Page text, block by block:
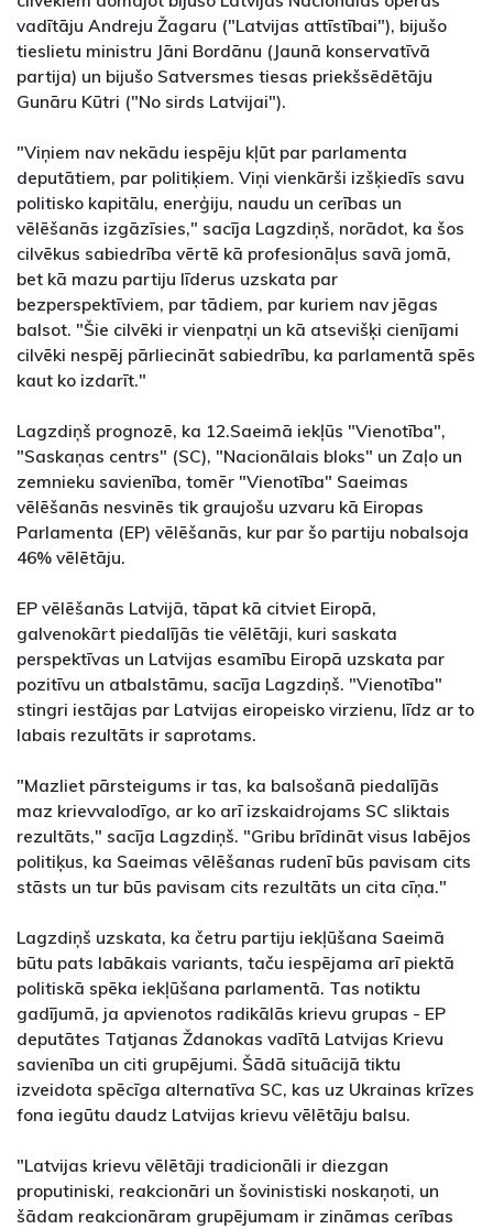
vadītāju Andreju Žagaru ("Latvijas attīstībai"), bijušo
tieslietu ministru Jāni Bordānu (Jaunā konservatīvā
partija) un bijušo Satversmes tiesas priekšsēdētāju
Gunāru Kūtri ("No sirds Latvijai").
"Viņiem nav nekādu iespēju kļūt par parlamenta
deputātiem, par politiķiem. Viņi vienkārši izšķiedīs savu
politisko kapitālu, enerģiju, naudu un cerības un
vēlēšanās izgāzīsies," sacīja Lagzdiņš, norādot, ka šos
cilvēkus sabiedrība vērtē kā profesionāļus savā jomā,
bet kā mazu partiju līderus uzskata par
bezperspektīviem, par tādiem, par kuriem nav jēgas
balsot. "Šie cilvēki ir vienpatņi un kā atsevišķi cienījami
cilvēki nespēj pārliecināt sabiedrību, ka parlamentā spēs
kaut ko izdarīt."
Lagzdiņš prognozē, ka 12.Saeimā iekļūs "Vienotība",
"Saskaņas centrs" (SC), "Nacionālais bloks" un Zaļo un
zemnieku savienība, tomēr "Vienotība" Saeimas
vēlēšanās nesvinēs tik graujošu uzvaru kā Eiropas
Parlamenta (EP) vēlēšanās, kur par šo partiju nobalsoja
46% vēlētāju.
EP vēlēšanās Latvijā, tāpat kā citviet Eiropā,
galvenokārt piedalījās tie vēlētāji, kuri saskata
perspektīvas un Latvijas esamību Eiropā uzskata par
pozitīvu un atbalstāmu, sacīja Lagzdiņš. "Vienotība"
stingri iestājas par Latvijas eiropeisko virzienu, līdz ar to
labais rezultāts ir saprotams.
"Mazliet pārsteigums ir tas, ka balsošanā piedalījās
maz krievvalodīgo, ar ko arī izskaidrojams SC sliktais
rezultāts," sacīja Lagzdiņš. "Gribu brīdināt visus labējos
politiķus, ka Saeimas vēlēšanas rudenī būs pavisam cits
stāsts un tur būs pavisam cits rezultāts un cita cīņa."
Lagzdiņš uzskata, ka četru partiju iekļūšana Saeimā
būtu pats labākais variants, taču iespējama arī piektā
politiskā spēka iekļūšana parlamentā. Tas notiktu
gadījumā, ja apvienotos radikālās krievu grupas - EP
deputātes Tatjanas Ždanokas vadītā Latvijas Krievu
savienība un citi grupējumi. Šādā situācijā tiktu
izveidota spēcīga alternatīva SC, kas uz Ukrainas krīzes
fona iegūtu daudz Latvijas krievu vēlētāju balsu.
"Latvijas krievu vēlētāji tradicionāli ir diezgan
proputiniski, reakcionāri un šovinistiski noskaņoti, un
šādam reakcionāram grupējumam ir zināmas cerības